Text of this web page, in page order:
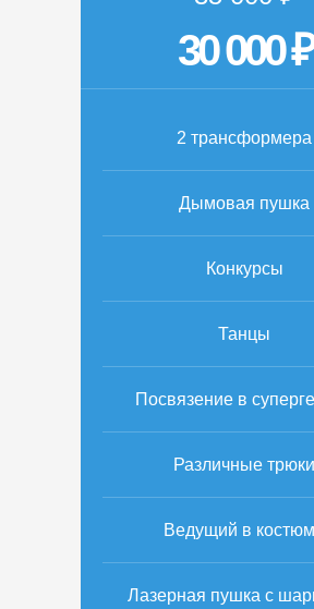
30 000 ₽
2 трансформера
Дымовая пушка
Конкурсы
Танцы
Посвязение в
Различные трюки
Ведущий в
Лазерная пушка с